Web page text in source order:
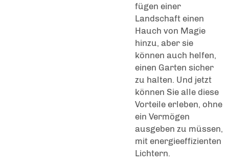
fügen einer
Landschaft einen
Hauch von Magie
hinzu, aber sie
können auch helfen,
einen Garten sicher
zu halten. Und jetzt
können Sie alle diese
Vorteile erleben, ohne
ein Vermögen
ausgeben zu müssen,
mit energieeffizienten
Lichtern.